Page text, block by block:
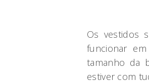
Os vestidos
funcionar
tamanho da
estiver com